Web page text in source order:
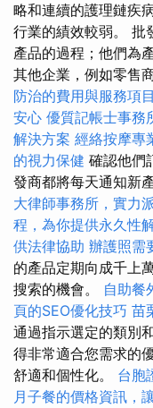
略和連續的護理鏈疾
行業的績效較弱。 批
產品的過程；他們為
其他企業，例如零售
防治的費用與服務項目
安心 優質記帳士事務
解決方案 經絡按摩專
的視力保健 確認他們
發商都將每天通知新
大律師事務所，實力
程，為你提供永久性
供法律協助 辦護照需
的產品定期向成千上
搜索的機會。 自助餐
頁的SEO優化技巧 苗
通過指示選定的類別
得非常適合您需求的
舒適和個性化。 台胞
月子餐的價格資訊，